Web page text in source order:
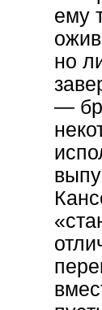
ему
но
—